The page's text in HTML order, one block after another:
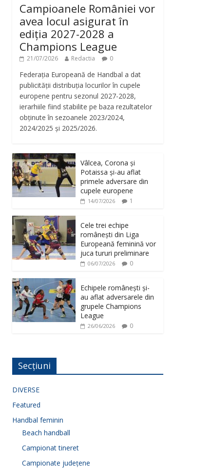
Campioanele României vor
avea locul asigurat în
ediția 2027-2028 a
Champions League
21/07/2026 Redactia 0
Federația Europeană de Handbal a dat
publicității distribuția locurilor în cupele
europene pentru sezonul 2027-2028,
ierarhiile fiind stabilite pe baza rezultatelor
obținute în sezoanele 2023/2024,
2024/2025 și 2025/2026.
Vâlcea, Corona și
Potaissa și-au aflat
primele adversare din
cupele europene
14/07/2026 1
Cele trei echipe
românești din Liga
Europeană feminină vor
juca tururi preliminare
06/07/2026 0
Echipele românești și-
au aflat adversarele din
grupele Champions
League
26/06/2026 0
Secțiuni
DIVERSE
Featured
Handbal feminin
Beach handball
Campionat tineret
Campionate județene